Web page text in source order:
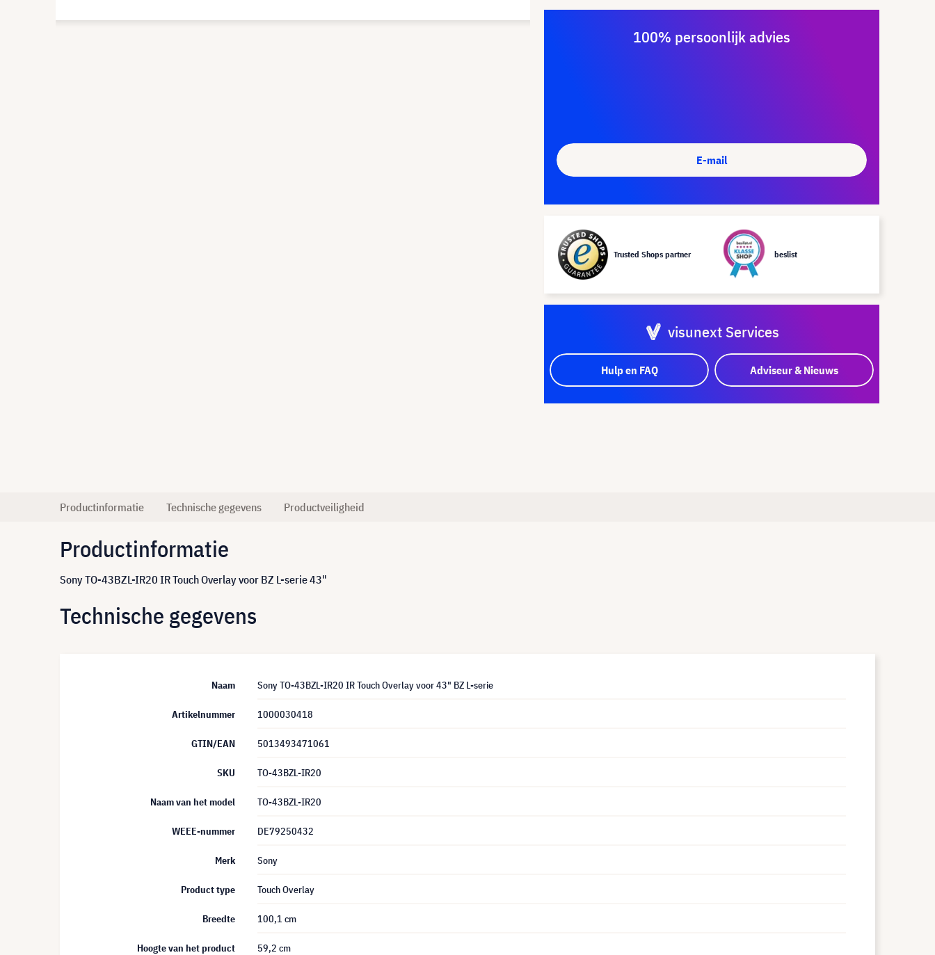
100% persoonlijk advies
E-mail
Trusted Shops partner beslist
visunext Services
Hulp en FAQ Adviseur & Nieuws
Productinformatie Technische gegevens Productveiligheid
Productinformatie
Sony TO-43BZL-IR20 IR Touch Overlay voor BZ L-serie 43"
Technische gegevens
Naam Sony TO-43BZL-IR20 IR Touch Overlay voor 43" BZ L-serie
Artikelnummer 1000030418
GTIN/EAN 5013493471061
SKU TO-43BZL-IR20
Naam van het model TO-43BZL-IR20
WEEE-nummer DE79250432
Merk Sony
Product type Touch Overlay
Breedte 100,1 cm
Hoogte van het product 59,2 cm